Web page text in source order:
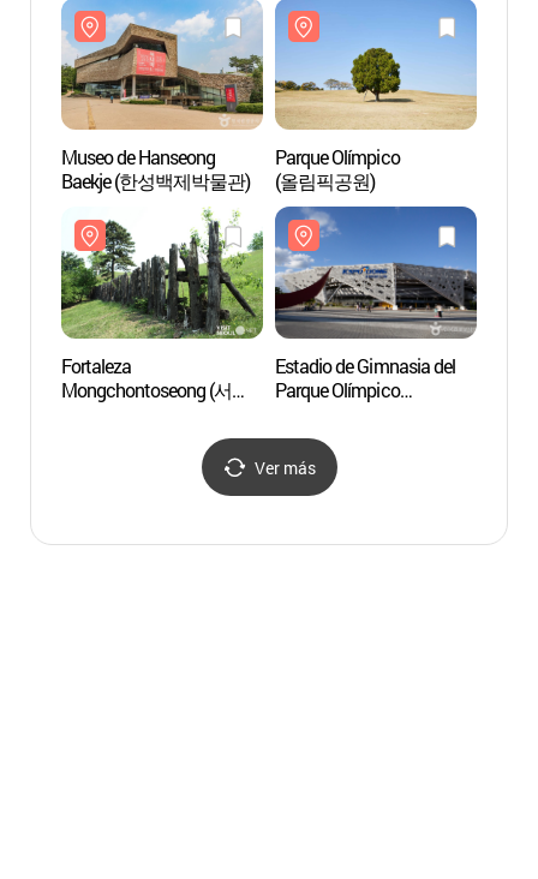
Museo de Hanseong
Baekje (한성백제박물관)
Parque Olímpico
(올림픽공원)
Fortaleza
Mongchontoseong (서울
Estadio de Gimnasia del
Parque Olímpico
Ver más